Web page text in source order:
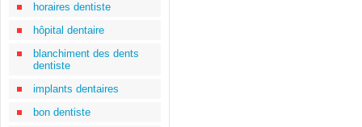
horaires dentiste
hôpital dentaire
blanchiment des dents
dentiste
implants dentaires
bon dentiste